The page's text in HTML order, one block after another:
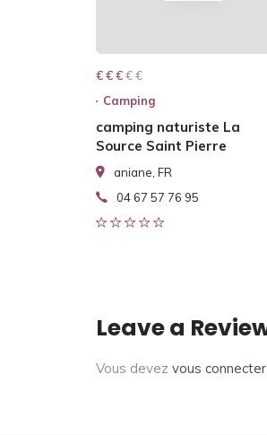
€ € € € €
€ € €
Camping
camping naturiste La
Source Saint Pierre
aniane, FR
04 67 57 76 95
Leave a
Vous devez vous connecter